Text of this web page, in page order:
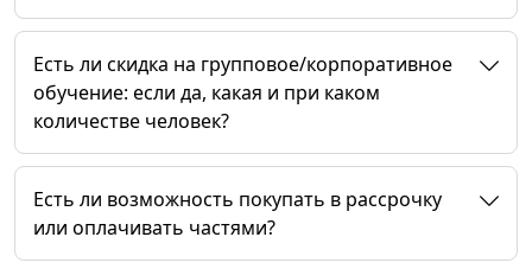
Есть ли скидка на групповое/корпоративное
обучение: если да, какая и при каком
количестве человек?
Есть ли возможность покупать в рассрочку
или оплачивать частями?